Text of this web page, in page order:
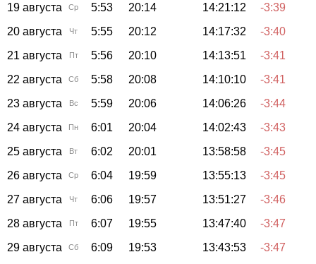
19 августа
Ср 5:53 20:14 14:21:12
-3:39
20 августа
Чт 5:55 20:12 14:17:32
-3:40
21 августа
Пт 5:56 20:10 14:13:51
-3:41
22 августа
Сб 5:58 20:08 14:10:10
-3:41
23 августа
Вс 5:59 20:06 14:06:26
-3:44
24 августа
Пн 6:01 20:04 14:02:43
-3:43
25 августа
Вт 6:02 20:01 13:58:58
-3:45
26 августа
Ср 6:04 19:59 13:55:13
-3:45
27 августа
Чт 6:06 19:57 13:51:27
-3:46
28 августа
Пт 6:07 19:55 13:47:40
-3:47
29 августа
Сб 6:09 19:53 13:43:53 -3:47